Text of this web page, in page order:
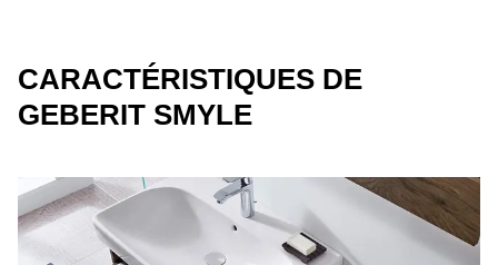
CARACTÉRISTIQUES DE
GEBERIT SMYLE